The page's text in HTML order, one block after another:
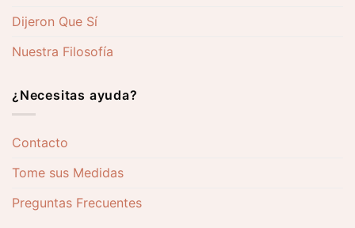
Dijeron Que Sí
Nuestra Filosofía
¿Necesitas ayuda?
Contacto
Tome sus Medidas
Preguntas Frecuentes